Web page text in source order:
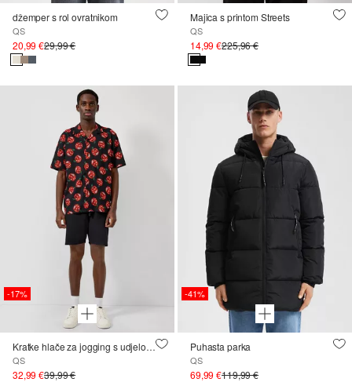
džemper s rol ovratnikom
QS
20,99 €29,99 €
Majica s printom Streets
QS
14,99 €225,96 €
-17%
Kratke hlače za jogging s udjelom lana
QS
32,99 €39,99 €
-41%
Puhasta parka
QS
69,99 €119,99 €